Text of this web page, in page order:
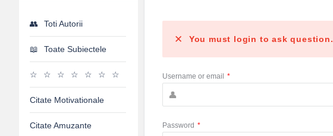
You must login to ask question.
Username or email *
Password *
Toti Autorii
Toate Subiectele
Citate Motivationale
Citate Amuzante